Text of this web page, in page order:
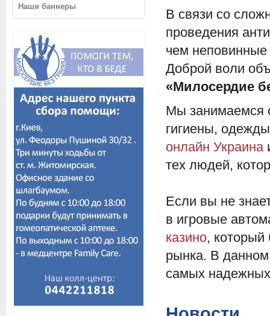
Наши баннеры
В связи со
проведения
чем
Доброй воли
«Милосердие
Мы занимаемся
гигиены,
онлайн Украина
тех людей,
Если вы не
в игровые
казино, который
рынка. В данном
самых надежных